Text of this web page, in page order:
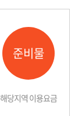
준비물
해당지역 이용요금